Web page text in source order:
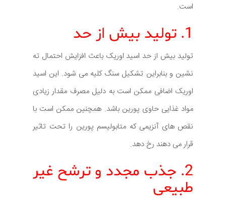
است.
1. تولید بیش از حد
تولید بیش از حد اسید اوریک باعث افزایش احتمال ته
نشین و بنابراین تشکیل سنگ کلیه می شود. این اسید
اوریک اضافی ممکن است به دلیل مصرف مقدار زیادی
مواد غذایی حاوی پورین باشد. همچنین ممکن است با
نقص های آنزیمی که متابولیسم پورین را تحت تاثیر
قرار می دهند رخ دهد.
2. جذب مجدد و ترشح غیر
طبیعی